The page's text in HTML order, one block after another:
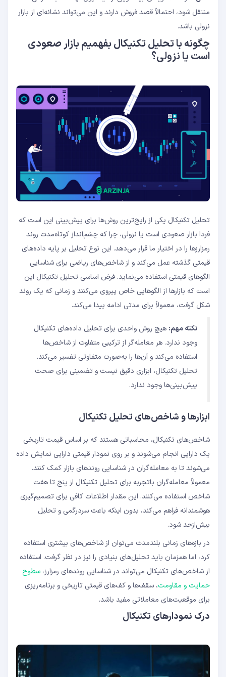
منتقل شود، احتمالاً قصد فروش دارند و این می‌تواند نشانه‌ای از بازار
نزولی باشد.
چگونه با تحلیل تکنیکال بفهمیم بازار صعودی
است یا نزولی؟
تحلیل تکنیکال یکی از رایج‌ترین روش‌ها برای پیش‌بینی این است که
فردا بازار صعودی است یا نزولی، چرا که چشم‌انداز کوتاه‌مدت روند
رمزارزها را در اختیار ما قرار می‌دهد. این نوع تحلیل بر پایه داده‌های
قیمتی گذشته عمل می‌کند و از شاخص‌های ریاضی برای شناسایی
الگوهای قیمتی استفاده می‌نماید. فرض اساسی تحلیل تکنیکال این
است که بازارها از الگوهایی خاص پیروی می‌کنند و زمانی که یک روند
شکل گرفت، معمولاً برای مدتی ادامه پیدا می‌کند.
نکته مهم: هیچ روش واحدی برای تحلیل داده‌های تکنیکال
وجود ندارد. هر معامله‌گر از ترکیبی متفاوت از شاخص‌ها
استفاده می‌کند و آن‌ها را به‌صورت متفاوتی تفسیر می‌کند.
تحلیل تکنیکال، ابزاری دقیق نیست و تضمینی برای صحت
پیش‌بینی‌ها وجود ندارد.
ابزارها و شاخص‌های تحلیل تکنیکال
شاخص‌های تکنیکال، محاسباتی هستند که بر اساس قیمت تاریخی
یک دارایی انجام می‌شوند و بر روی نمودار قیمتی دارایی نمایش داده
می‌شوند تا به معامله‌گران در شناسایی روندهای بازار کمک کنند.
معمولاً معامله‌گران باتجربه برای تحلیل تکنیکال از پنج تا هفت
شاخص استفاده می‌کنند. این مقدار اطلاعات کافی برای تصمیم‌گیری
هوشمندانه فراهم می‌کند، بدون اینکه باعث سردرگمی و تحلیل
بیش‌ازحد شود.
در بازه‌های زمانی بلندمدت می‌توان از شاخص‌های بیشتری استفاده
کرد، اما همزمان باید تحلیل‌های بنیادی را نیز در نظر گرفت. استفاده
از شاخص‌های تکنیکال می‌تواند در شناسایی روندهای رمزارز، سطوح
حمایت و مقاومت، سقف‌ها و کف‌های قیمتی تاریخی و برنامه‌ریزی
برای موقعیت‌های معاملاتی مفید باشد.
درک نمودارهای تکنیکال